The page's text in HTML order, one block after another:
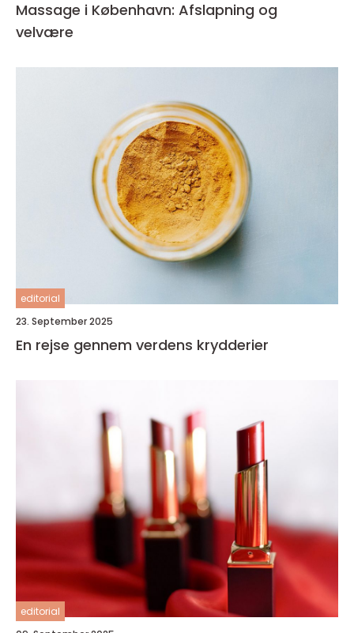
Massage i København: Afslapning og
velvære
editorial
23. September 2025
En rejse gennem verdens krydderier
editorial